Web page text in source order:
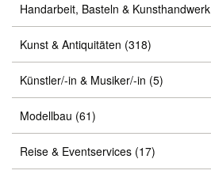
Handarbeit, Basteln & Kunsthandwerk
Kunst & Antiquitäten (318)
Künstler/-in & Musiker/-in (5)
Modellbau (61)
Reise & Eventservices (17)